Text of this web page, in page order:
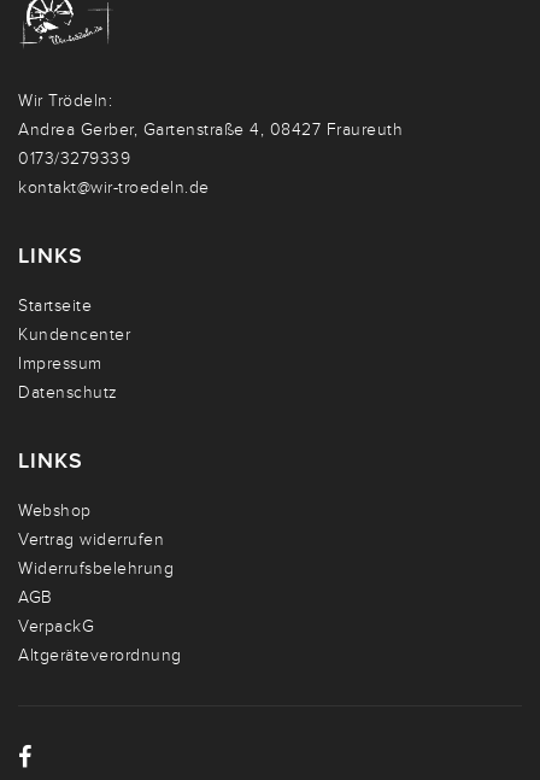
Wir Trödeln:
Andrea Gerber, Gartenstraße 4, 08427 Fraureuth
0173/3279339
kontakt@wir-troedeln.de
LINKS
Startseite
Kundencenter
Impressum
Datenschutz
LINKS
Webshop
Vertrag widerrufen
Widerrufsbelehrung
AGB
VerpackG
Altgeräteverordnung